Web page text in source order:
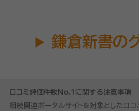
鎌倉新書の
口コミ評価件数No.1に関する注意事項
相続関連ポータルサイトを対象とした口